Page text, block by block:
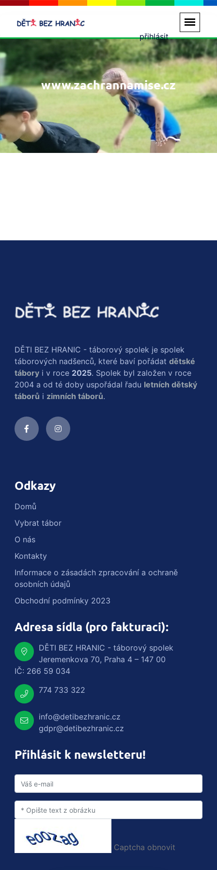
přihlásit
www.zachrannamise.cz
DĚTI BEZ HRANIC - táborový spolek je spolek
táborových nadšenců, které baví pořádat dětské
tábory i v roce 2025. Spolek byl založen v roce
2004 a od té doby uspořádal řadu letních dětský
táborů i zimních táborů.
Odkazy
Domů
Vybrat tábor
O nás
Kontakty
Informace o zásadách zpracování a ochraně
osobních údajů
Obchodní podmínky 2023
Adresa sídla (pro fakturaci):
DĚTI BEZ HRANIC - táborový spolek
Jeremenkova 70, Praha 4 – 147 00
IČ: 266 59 034
774 733 322
info@detibezhranic.cz
gdpr@detibezhranic.cz
Přihlásit k newsletteru!
Captcha obnovit